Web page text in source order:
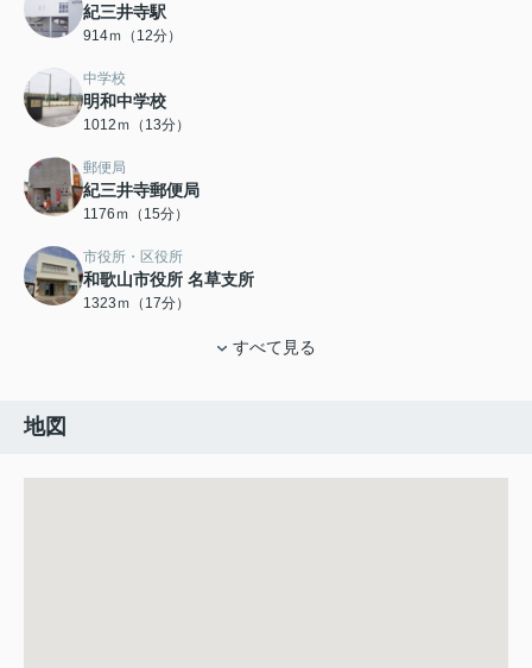
紀三井寺駅
914ｍ（12分）
中学校
明和中学校
1012ｍ（13分）
郵便局
紀三井寺郵便局
1176ｍ（15分）
市役所・区役所
和歌山市役所 名草支所
1323ｍ（17分）
すべて見る
地図